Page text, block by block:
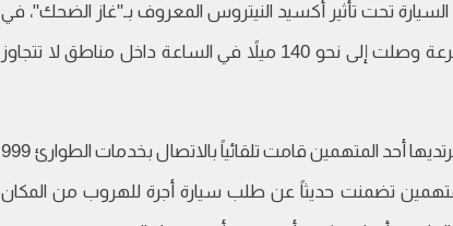
شابين، 20 عاماً و23 عاماً، يقودان السيارة تحت تأثير أكسيد النيتروس المعروف بـ"غاز الضحك"، في
الوقت الذي أظهرت فيه الأدلة أنهما كانا يقودان بسرعة وصلت إلى نحو 140 ميلاً في الساعة داخل مناطق لا تتجاوز
التي كان يرتديها أحد المتهمين قامت تلقائياً بالاتصال بخدمات الطوارئ 999
تضمنت حديثاً عن طلب سيارة أجرة للهروب من المكان